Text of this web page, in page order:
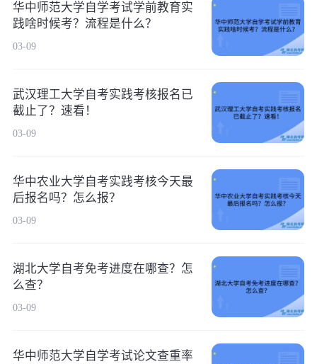
华中师范大学自学考试学前教育实
践啥时候考？流程是什么？
03-09
武汉理工大学自考实践考核报名已
截止了？速看！
03-09
华中农业大学自考实践考核今天最
后报名吗？怎么报？
03-09
湖北大学自考免考进度在哪查？怎
么查？
03-09
华中师范大学自学考试论文查重率